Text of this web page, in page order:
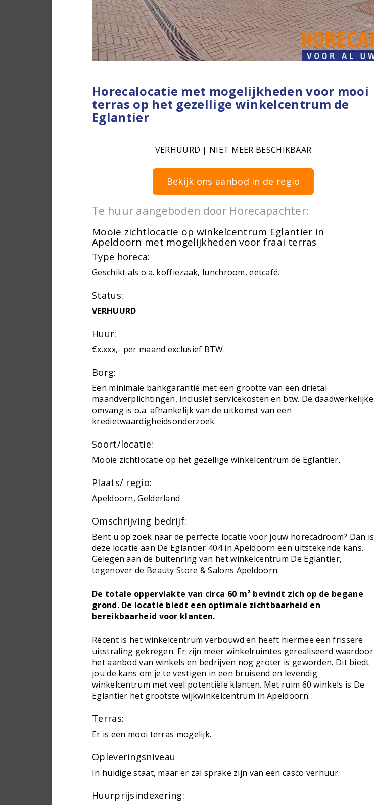
Horecalocatie met mogelijkheden voor mooi
terras op het gezellige winkelcentrum de
Eglantier
VERHUURD | NIET MEER BESCHIKBAAR
Bekijk ons aanbod in de regio
Te huur aangeboden door Horecapachter:
Mooie zichtlocatie op winkelcentrum Eglantier in
Apeldoorn met mogelijkheden voor fraai terras
Type horeca:
Geschikt als o.a. koffiezaak, lunchroom, eetcafé.
Status:
VERHUURD
Huur:
€x.xxx,- per maand exclusief BTW.
Borg:
Een minimale bankgarantie met een grootte van een drietal
maandverplichtingen, inclusief servicekosten en btw. De daadwerkelijke
omvang is o.a. afhankelijk van de uitkomst van een
kredietwaardigheidsonderzoek.
Soort/locatie:
Mooie zichtlocatie op het gezellige winkelcentrum de Eglantier.
Plaats/ regio:
Apeldoorn, Gelderland
Omschrijving bedrijf:
Bent u op zoek naar de perfecte locatie voor jouw horecadroom? Dan is
deze locatie aan De Eglantier 404 in Apeldoorn een uitstekende kans.
Gelegen aan de buitenring van het winkelcentrum De Eglantier,
tegenover de Beauty Store & Salons Apeldoorn.
De totale oppervlakte van circa 60 m² bevindt zich op de begane
grond. De locatie biedt een optimale zichtbaarheid en
bereikbaarheid voor klanten.
Recent is het winkelcentrum verbouwd en heeft hiermee een frissere
uitstraling gekregen. Er zijn meer winkelruimtes gerealiseerd waardoor
het aanbod van winkels en bedrijven nog groter is geworden. Dit biedt
jou de kans om je te vestigen in een bruisend en levendig
winkelcentrum met veel potentiële klanten. Met ruim 60 winkels is De
Eglantier het grootste wijkwinkelcentrum in Apeldoorn.
Terras:
Er is een mooi terras mogelijk.
Opleveringsniveau
In huidige staat, maar er zal sprake zijn van een casco verhuur.
Huurprijsindexering: